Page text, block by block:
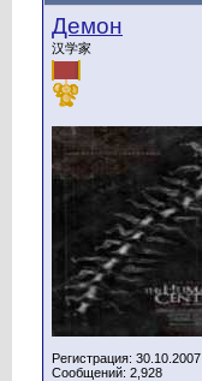
Демон
汉学家
Регистрация: 30.10.2007
Сообщений: 2,928